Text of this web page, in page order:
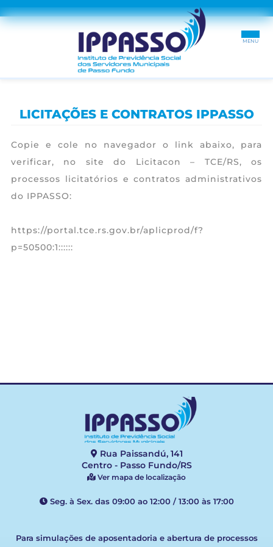
SEGURADO
RECADASTRAMENTO
TRANSPARÊNCIA
LICITAÇÕES E CONTRATOS IPPASSO
Copie e cole no navegador o link abaixo, para
verificar, no site do Licitacon – TCE/RS, os
processos licitatórios e contratos administrativos
do IPPASSO:
https://portal.tce.rs.gov.br/aplicprod/f?
p=50500:1::::::
Rua Paissandú, 141
Centro - Passo Fundo/RS
Ver mapa de localização
Seg. à Sex. das 09:00 ao 12:00 / 13:00 às 17:00
Para simulações de aposentadoria e abertura de processos